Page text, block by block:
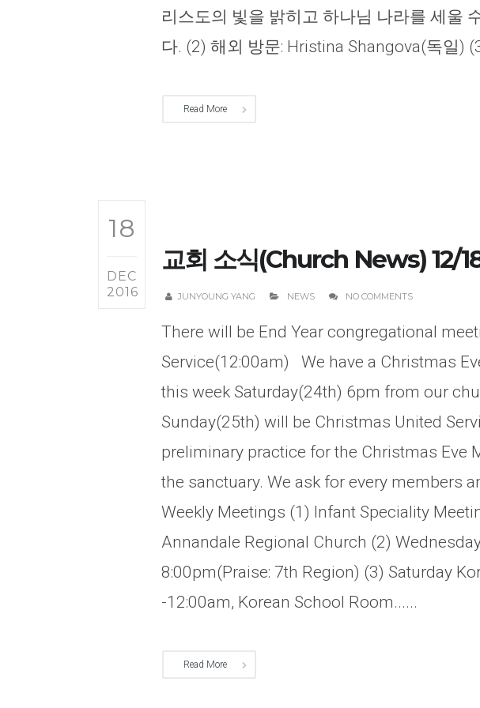
리스도의 빛을 밝히고 하나님 나라를 세울
다. (2) 해외 방문: Hristina Shangova(독일)
Read More
18
DEC
2016
교회 소식(Church News) 12/
JUNYOUNG YANG NEWS NO COMMENTS
There will be End Year congregational
Service(12:00am) We have a Christmas
this week Saturday(24th) 6pm from our
Sunday(25th) will be Christmas United
preliminary practice for the Christmas Eve
the sanctuary. We ask for every members
Weekly Meetings (1) Infant Speciality
Annandale Regional Church (2)
8:00pm(Praise: 7th Region) (3) Saturday
-12:00am, Korean School Room......
Read More